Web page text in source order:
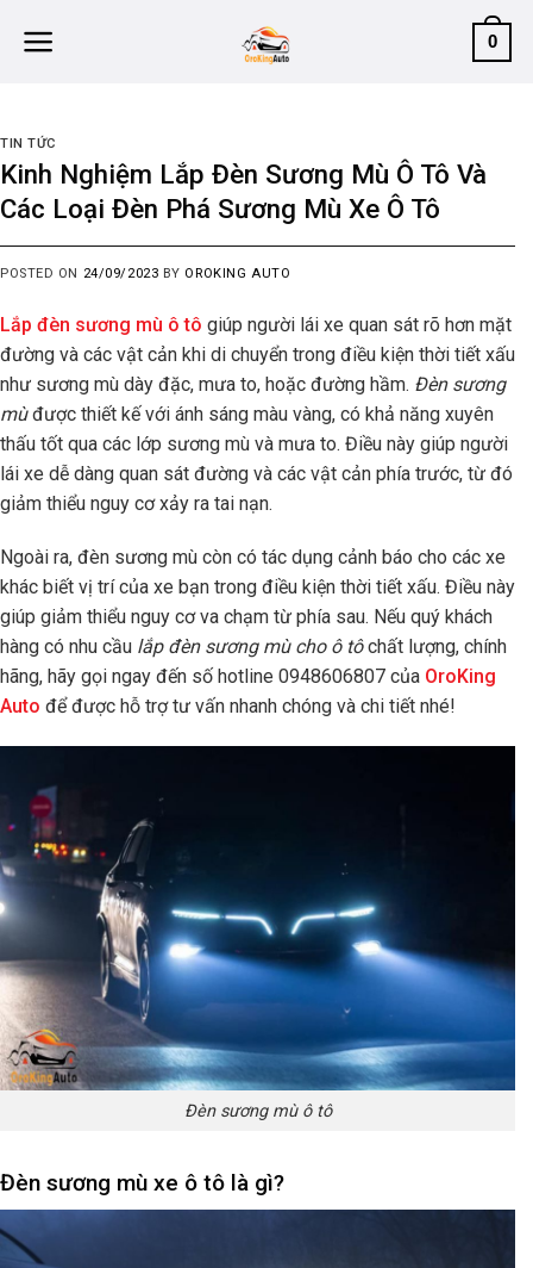
0
TIN TỨC
Kinh Nghiệm Lắp Đèn Sương Mù Ô Tô Và
Các Loại Đèn Phá Sương Mù Xe Ô Tô
POSTED ON 24/09/2023 BY OROKING AUTO
Lắp đèn sương mù ô tô giúp người lái xe quan sát rõ hơn mặt
đường và các vật cản khi di chuyển trong điều kiện thời tiết xấu
như sương mù dày đặc, mưa to, hoặc đường hầm. Đèn sương
mùđược thiết kế với ánh sáng màu vàng, có khả năng xuyên
thấu tốt qua các lớp sương mù và mưa to. Điều này giúp người
lái xe dễ dàng quan sát đường và các vật cản phía trước, từ đó
giảm thiểu nguy cơ xảy ra tai nạn.
Ngoài ra, đèn sương mù còn có tác dụng cảnh báo cho các xe
khác biết vị trí của xe bạn trong điều kiện thời tiết xấu. Điều này
giúp giảm thiểu nguy cơ va chạm từ phía sau. Nếu quý khách
hàng có nhu cầu lắp đèn sương mù cho ô tôchất lượng, chính
hãng, hãy gọi ngay đến số hotline 0948606807 của OroKing
Auto để được hỗ trợ tư vấn nhanh chóng và chi tiết nhé!
Đèn sương mù ô tô
Đèn sương mù xe ô tô là gì?